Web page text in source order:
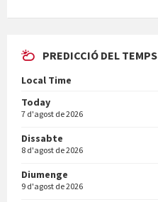
En Bum
Vermuts a la Font. Hit parit
PREDICCIÓ DEL TEMPS
Local Time
Today
7 d'agost de 2026
Dissabte
8 d'agost de 2026
Diumenge
9 d'agost de 2026